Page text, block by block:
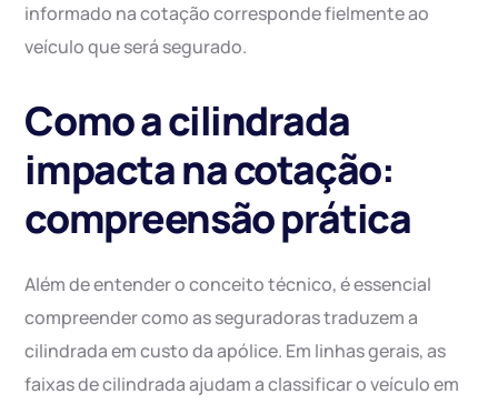
informado na cotação corresponde fielmente ao
veículo que será segurado.
Como a cilindrada
impacta na cotação:
compreensão prática
Além de entender o conceito técnico, é essencial
compreender como as seguradoras traduzem a
cilindrada em custo da apólice. Em linhas gerais, as
faixas de cilindrada ajudam a classificar o veículo em